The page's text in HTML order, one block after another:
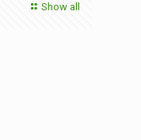
Show all